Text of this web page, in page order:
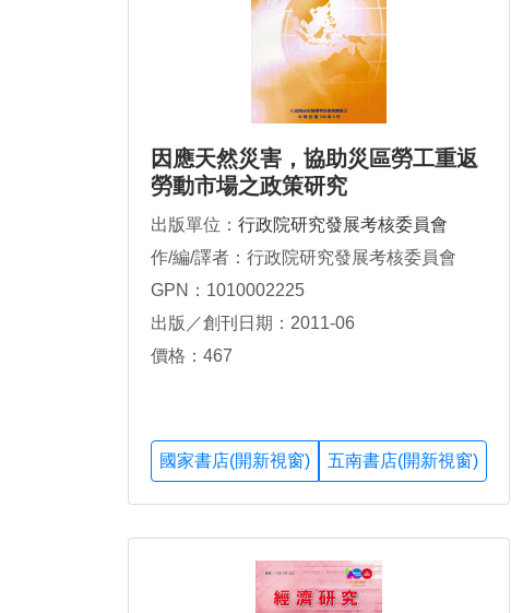
因應天然災害，協助災區勞工重返
勞動市場之政策研究
出版單位： 行政院研究發展考核委員會
作/編/譯者：行政院研究發展考核委員會
GPN：1010002225
出版／創刊日期：2011-06
價格：467
國家書店(開新視窗) 五南書店(開新視窗)